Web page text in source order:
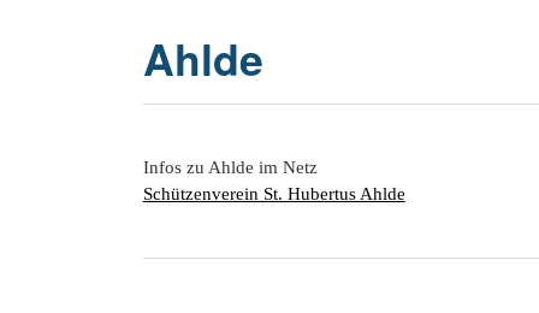
Ahlde
Infos zu Ahlde im Netz
Schützenverein St. Hubertus Ahlde